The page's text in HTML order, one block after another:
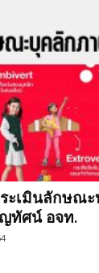
ะเมินลักษณ
ทัศน์ อจท.